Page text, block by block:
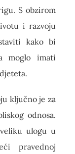
S obzirom
i razvoju
kako bi
moglo imati
ključno je za
odnosa.
ulogu u
pravednoj